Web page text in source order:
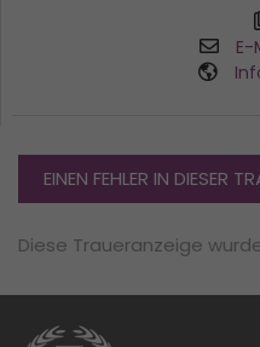
E-
EINEN FEHLER IN DIESER
Diese Traueranzeige